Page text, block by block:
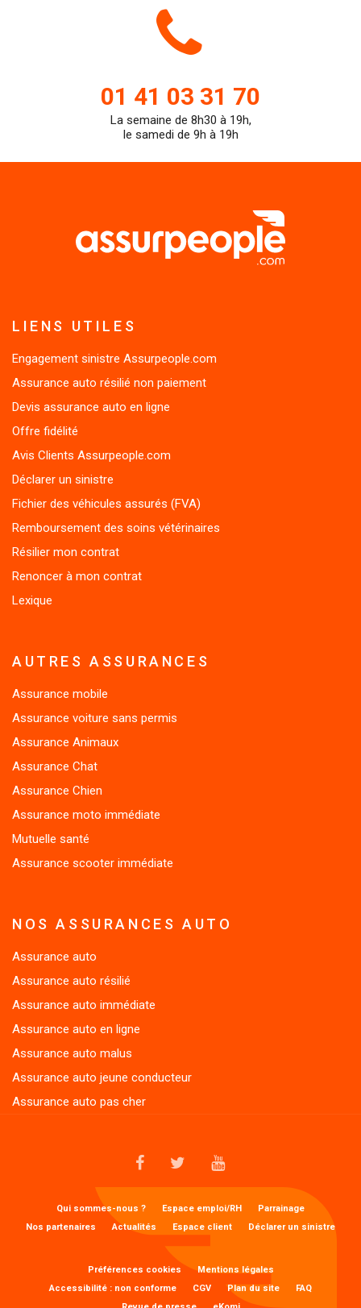
Icone
de
01 41 03 31 70
La semaine de 8h30 à 19h,
le samedi de 9h à 19h
LIENS UTILES
Engagement sinistre Assurpeople.com
Assurance auto résilié non paiement
Devis assurance auto en ligne
Offre fidélité
Avis Clients Assurpeople.com
Déclarer un sinistre
Fichier des véhicules assurés (FVA)
Remboursement des soins vétérinaires
Résilier mon contrat
Renoncer à mon contrat
Lexique
AUTRES ASSURANCES
Assurance mobile
Assurance voiture sans permis
Assurance Animaux
Assurance Chat
Assurance Chien
Assurance moto immédiate
Mutuelle santé
Assurance scooter immédiate
NOS ASSURANCES AUTO
Assurance auto
Assurance auto résilié
Assurance auto immédiate
Assurance auto en ligne
Assurance auto malus
Assurance auto jeune conducteur
Assurance auto pas cher
FACEBOOK
TWITTERYOUTUBE
FOOTER
Qui sommes-nous ? Espace emploi/RH
Parrainage
Nos partenaires
Actualités Espace client Déclarer un sinistre
MENU
Préférences cookies
Mentions légales
Accessibilité : non conforme
CGV Plan du site
FAQ